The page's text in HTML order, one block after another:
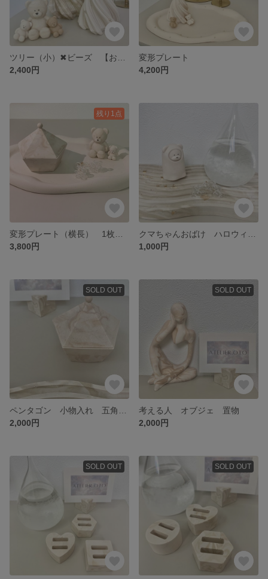
2,400円
変形プレート
4,200円
残り1点
3,800円
1,000円
SOLD OUT
2,000円
SOLD OUT
考える人 オブジェ 置物
2,000円
SOLD OUT SOLD OUT